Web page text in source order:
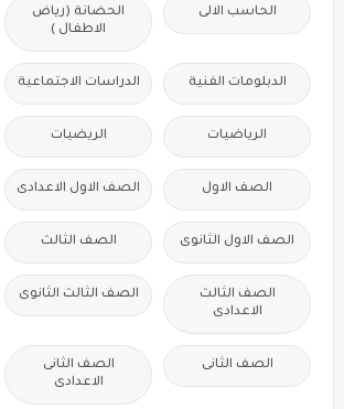
الحاسب الالى
الحضانة (رياض
الاطفال )
الدبلومات الفنية الدراسات الاجتماعية
الرياضيات الريضيات
الصف الاول الصف الاول الاعدادى
الصف الاول الثانوى الصف الثالث
الصف الثالث
الاعدادى
الصف الثالث الثانوى
الصف الثانى
الصف الثانى
الاعدادى